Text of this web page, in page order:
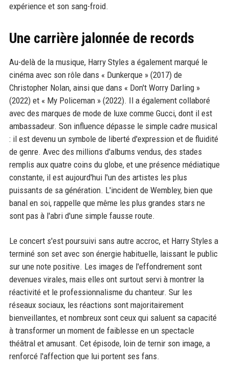
expérience et son sang-froid.
Une carrière jalonnée de records
Au-delà de la musique, Harry Styles a également marqué le
cinéma avec son rôle dans « Dunkerque » (2017) de
Christopher Nolan, ainsi que dans « Don't Worry Darling »
(2022) et « My Policeman » (2022). Il a également collaboré
avec des marques de mode de luxe comme Gucci, dont il est
ambassadeur. Son influence dépasse le simple cadre musical
: il est devenu un symbole de liberté d'expression et de fluidité
de genre. Avec des millions d'albums vendus, des stades
remplis aux quatre coins du globe, et une présence médiatique
constante, il est aujourd'hui l'un des artistes les plus
puissants de sa génération. L'incident de Wembley, bien que
banal en soi, rappelle que même les plus grandes stars ne
sont pas à l'abri d'une simple fausse route.
Le concert s'est poursuivi sans autre accroc, et Harry Styles a
terminé son set avec son énergie habituelle, laissant le public
sur une note positive. Les images de l'effondrement sont
devenues virales, mais elles ont surtout servi à montrer la
réactivité et le professionnalisme du chanteur. Sur les
réseaux sociaux, les réactions sont majoritairement
bienveillantes, et nombreux sont ceux qui saluent sa capacité
à transformer un moment de faiblesse en un spectacle
théâtral et amusant. Cet épisode, loin de ternir son image, a
renforcé l'affection que lui portent ses fans.